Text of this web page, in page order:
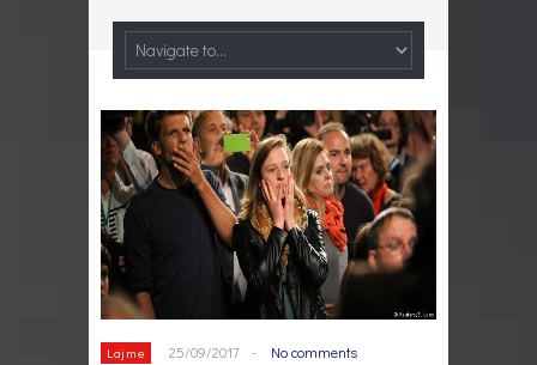
Lajme 25/09/2017 - No comments